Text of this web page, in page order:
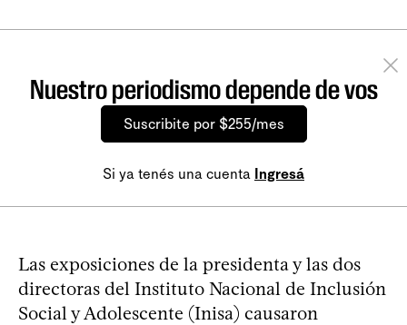
Nuestro periodismo depende de vos
Suscribite por $255/mes
Si ya tenés una cuenta Ingresá
Las exposiciones de la presidenta y las dos
directoras del Instituto Nacional de Inclusión
Social y Adolescente (Inisa) causaron